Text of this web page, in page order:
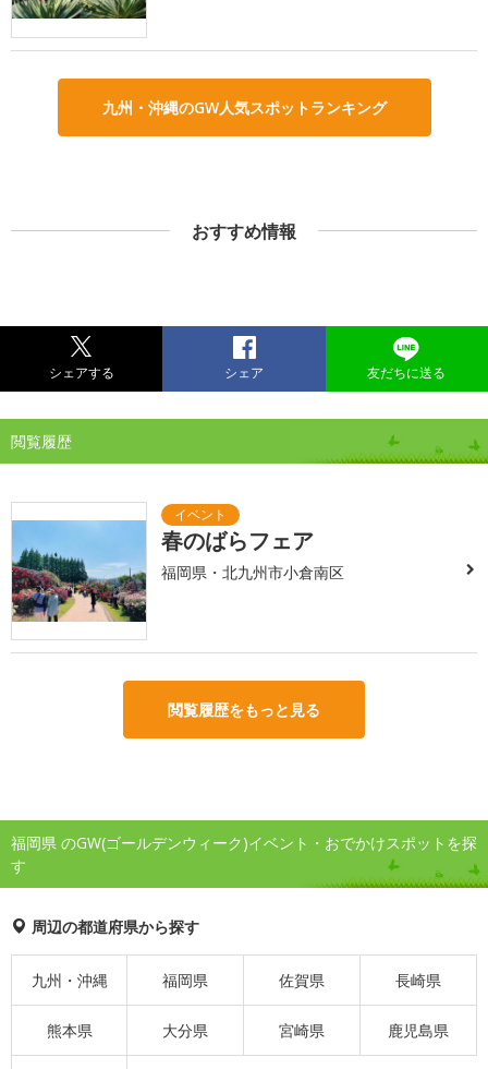
九州・沖縄のGW人気スポットランキング
おすすめ情報
シェアする シェア 友だちに送る
閲覧履歴
春のばらフェア
福岡県・北九州市小倉南区
閲覧履歴をもっと見る
福岡県 のGW(ゴールデンウィーク)イベント・おでかけスポットを探
す
周辺の都道府県から探す
九州・沖縄 福岡県 佐賀県 長崎県
熊本県 大分県 宮崎県 鹿児島県